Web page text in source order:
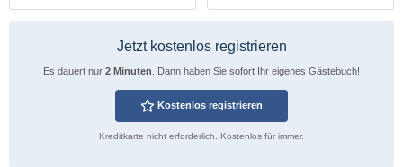
Jetzt kostenlos registrieren
Es dauert nur 2 Minuten . Dann haben Sie sofort Ihr eigenes Gästebuch!
Kostenlos registrieren
Kreditkarte nicht erforderlich. Kostenlos für immer.